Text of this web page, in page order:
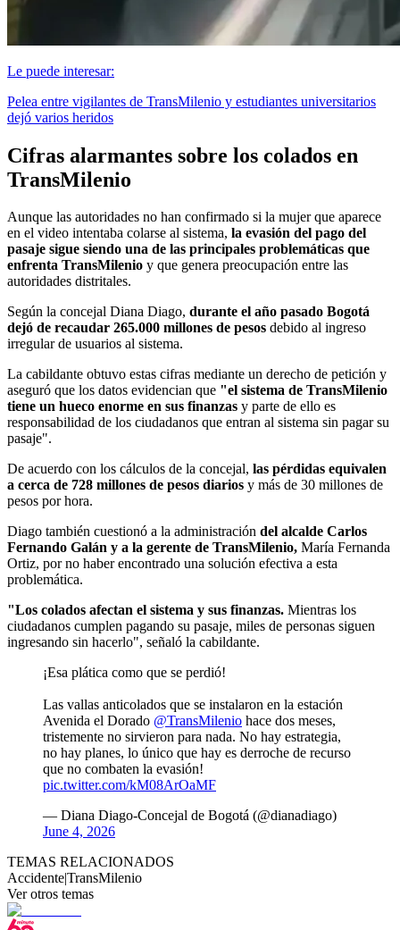
Le puede interesar:
Pelea entre vigilantes de TransMilenio y estudiantes universitarios
dejó varios heridos
Cifras alarmantes sobre los colados en
TransMilenio
Aunque las autoridades no han confirmado si la mujer que aparece
en el video intentaba colarse al sistema, la evasión del pago del
pasaje sigue siendo una de las principales problemáticas que
enfrenta TransMilenio y que genera preocupación entre las
autoridades distritales.
Según la concejal Diana Diago, durante el año pasado Bogotá
dejó de recaudar 265.000 millones de pesos debido al ingreso
irregular de usuarios al sistema.
La cabildante obtuvo estas cifras mediante un derecho de petición y
aseguró que los datos evidencian que "el sistema de TransMilenio
tiene un hueco enorme en sus finanzas y parte de ello es
responsabilidad de los ciudadanos que entran al sistema sin pagar su
pasaje".
De acuerdo con los cálculos de la concejal, las pérdidas equivalen
a cerca de 728 millones de pesos diarios y más de 30 millones de
pesos por hora.
Diago también cuestionó a la administración del alcalde Carlos
Fernando Galán y a la gerente de TransMilenio, María Fernanda
Ortiz, por no haber encontrado una solución efectiva a esta
problemática.
"Los colados afectan el sistema y sus finanzas. Mientras los
ciudadanos cumplen pagando su pasaje, miles de personas siguen
ingresando sin hacerlo", señaló la cabildante.
¡Esa plática como que se perdió!
Las vallas anticolados que se instalaron en la estación
Avenida el Dorado @TransMilenio hace dos meses,
tristemente no sirvieron para nada. No hay estrategia,
no hay planes, lo único que hay es derroche de recurso
que no combaten la evasión!
pic.twitter.com/kM08ArOaMF
— Diana Diago-Concejal de Bogotá (@dianadiago)
June 4, 2026
TEMAS RELACIONADOS
Accidente|TransMilenio
Ver otros temas